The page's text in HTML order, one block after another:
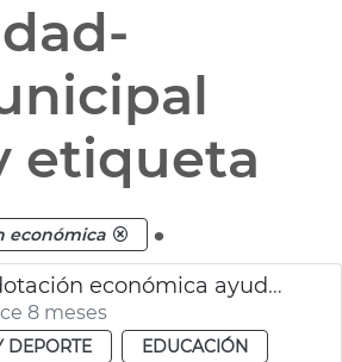
etiqueta
económica .
JGL amplía dotación económica ayudes comedor y escuela de verano
8 meses
DEPORTE
EDUCACIÓN